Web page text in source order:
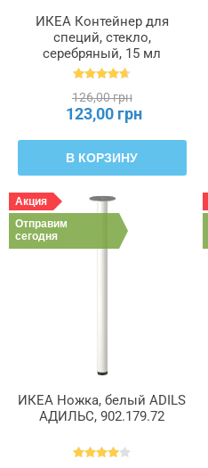
ИКЕА Контейнер для
специй, стекло,
серебряный, 15 мл
RAJTAN РАЙТАН,
126,00 грн
123,00 грн
В КОРЗИНУ
Акция
Отправим
сегодня
ИКЕА Ножка, белый ADILS
АДИЛЬС, 902.179.72